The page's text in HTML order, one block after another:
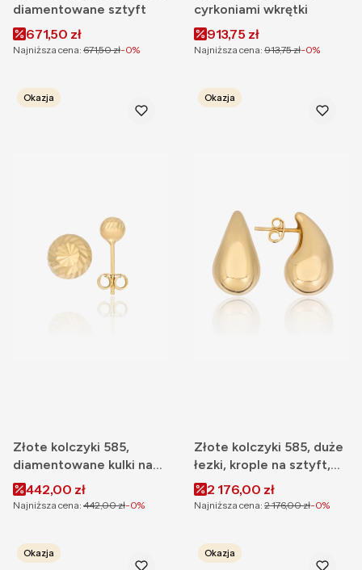
diamentowane sztyft
Cena promocyjna
671,50 zł
Najniższa cena: 671,50 zł-0%
cyrkoniami wkrętki
Cena promocyjna
913,75 zł
Najniższa cena: 913,75 zł-0%
Okazja
Złote kolczyki 585,
diamentowane kulki na
sztyft 5 mm
Cena promocyjna
442,00 zł
Najniższa cena: 442,00 zł-0%
Okazja
Złote kolczyki 585, duże
łezki, krople na sztyft,
20 mm
Cena promocyjna
2 176,00 zł
Najniższa cena: 2 176,00 zł-0%
Okazja Okazja